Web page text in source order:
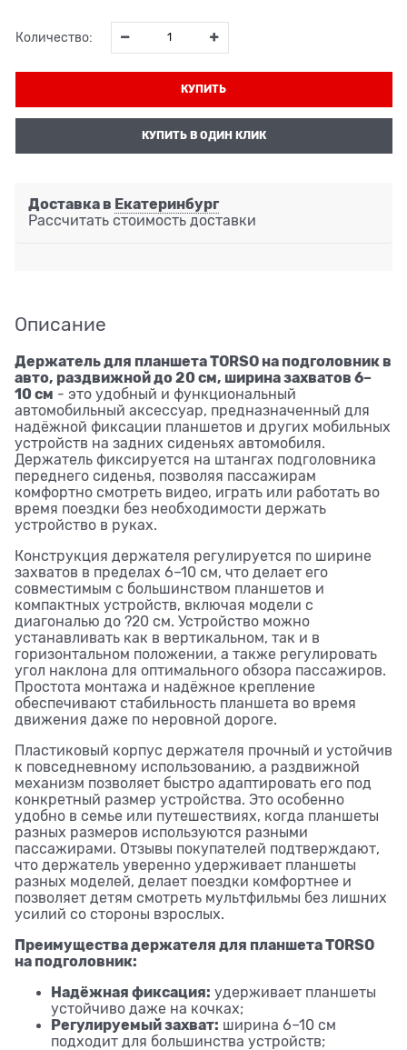
Количество:
КУПИТЬ
КУПИТЬ В ОДИН КЛИК
Доставка в Екатеринбург
Рассчитать стоимость доставки
Описание
Держатель для планшета TORSO на подголовник в
авто, раздвижной до 20 см, ширина захватов 6–
10 см - это удобный и функциональный
автомобильный аксессуар, предназначенный для
надёжной фиксации планшетов и других мобильных
устройств на задних сиденьях автомобиля.
Держатель фиксируется на штангах подголовника
переднего сиденья, позволяя пассажирам
комфортно смотреть видео, играть или работать во
время поездки без необходимости держать
устройство в руках.
Конструкция держателя регулируется по ширине
захватов в пределах 6–10 см, что делает его
совместимым с большинством планшетов и
компактных устройств, включая модели с
диагональю до ?20 см. Устройство можно
устанавливать как в вертикальном, так и в
горизонтальном положении, а также регулировать
угол наклона для оптимального обзора пассажиров.
Простота монтажа и надёжное крепление
обеспечивают стабильность планшета во время
движения даже по неровной дороге.
Пластиковый корпус держателя прочный и устойчив
к повседневному использованию, а раздвижной
механизм позволяет быстро адаптировать его под
конкретный размер устройства. Это особенно
удобно в семье или путешествиях, когда планшеты
разных размеров используются разными
пассажирами. Отзывы покупателей подтверждают,
что держатель уверенно удерживает планшеты
разных моделей, делает поездки комфортнее и
позволяет детям смотреть мультфильмы без лишних
усилий со стороны взрослых.
Преимущества держателя для планшета TORSO
на подголовник:
Надёжная фиксация: удерживает планшеты
устойчиво даже на кочках;
Регулируемый захват: ширина 6–10 см
подходит для большинства устройств;